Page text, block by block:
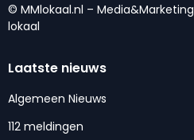
© MMlokaal.nl – Media&Marketing
lokaal
Laatste nieuws
Algemeen Nieuws
112 meldingen